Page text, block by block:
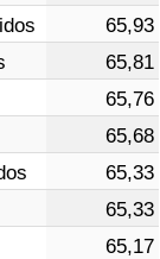
65,93
65,81
65,76
65,68
65,33
65,33
65,17